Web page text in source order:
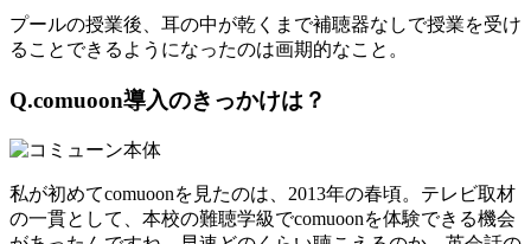
プールの授業後、耳の中が乾くまで補聴器なしで授業を受け
ることできるようになったのは画期的なこと。
Q.comuoon導入のきっかけは？
私が初めてcomuoonを見たのは、2013年の春頃。テレビ取材
の一貫として、本校の難聴学級でcomuoonを体験できる機会